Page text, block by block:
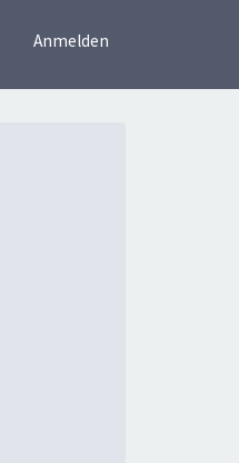
Anmelden